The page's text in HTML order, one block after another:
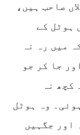
صاحب ہیں،
ہوٹل کے
میں رہ نہ
جا کر جو
کچھ نہ
وہ ہوٹل
اور جگہیں